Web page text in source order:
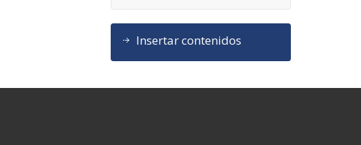
Insertar contenidos